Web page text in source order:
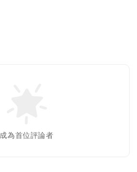
成為首位評論者